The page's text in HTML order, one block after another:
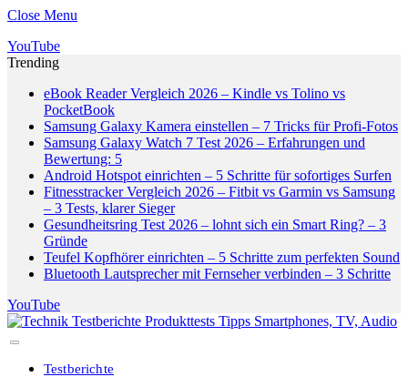
Close Menu
YouTube
Trending
eBook Reader Vergleich 2026 – Kindle vs Tolino vs
PocketBook
Samsung Galaxy Kamera einstellen – 7 Tricks für Profi-Fotos
Samsung Galaxy Watch 7 Test 2026 – Erfahrungen und
Bewertung: 5
Android Hotspot einrichten – 5 Schritte für sofortiges Surfen
Fitnesstracker Vergleich 2026 – Fitbit vs Garmin vs Samsung
– 3 Tests, klarer Sieger
Gesundheitsring Test 2026 – lohnt sich ein Smart Ring? – 3
Gründe
Teufel Kopfhörer einrichten – 5 Schritte zum perfekten Sound
Bluetooth Lautsprecher mit Fernseher verbinden – 3 Schritte
YouTube
Testberichte